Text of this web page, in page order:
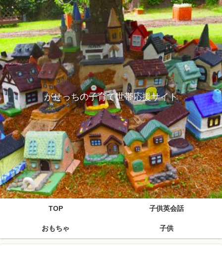
がせっちの子育て世帯応援サイト
TOP 子供英会話
おもちゃ 子供